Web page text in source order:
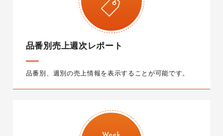
品番別売上週次レポート
品番別、週別の売上情報を表示することが可能です。